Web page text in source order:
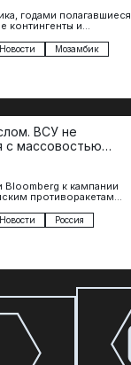
годами полагавшиеся
контингенты и
стороне за
в…
Новости Мозамбик
ВСУ не
с массовостью
Bloomberg к кампании
противоракетам
сотрудников…
Новости Россия